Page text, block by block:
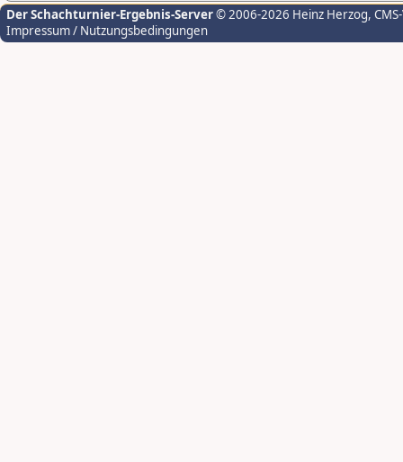
Der Schachturnier-Ergebnis-Server© 2006-2026 Heinz Herzog,
Impressum / Nutzungsbedingungen